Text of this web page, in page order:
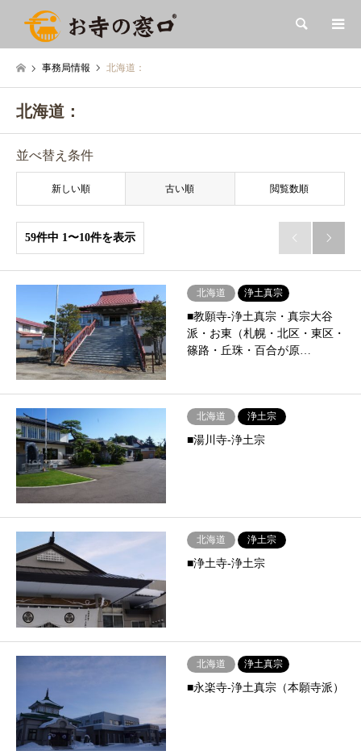
検索
事務局情報 北海道：
北海道：
並べ替え条件
新しい順 古い順 閲覧数順
59件中 1〜10件を表示  
北海道 浄土真宗
■教願寺-浄土真宗・真宗大谷
派・お東（札幌・北区・東区・
篠路・丘珠・百合が原…
北海道 浄土宗
■湯川寺-浄土宗
北海道 浄土宗
■浄土寺-浄土宗
北海道 浄土真宗
■永楽寺-浄土真宗（本願寺派）